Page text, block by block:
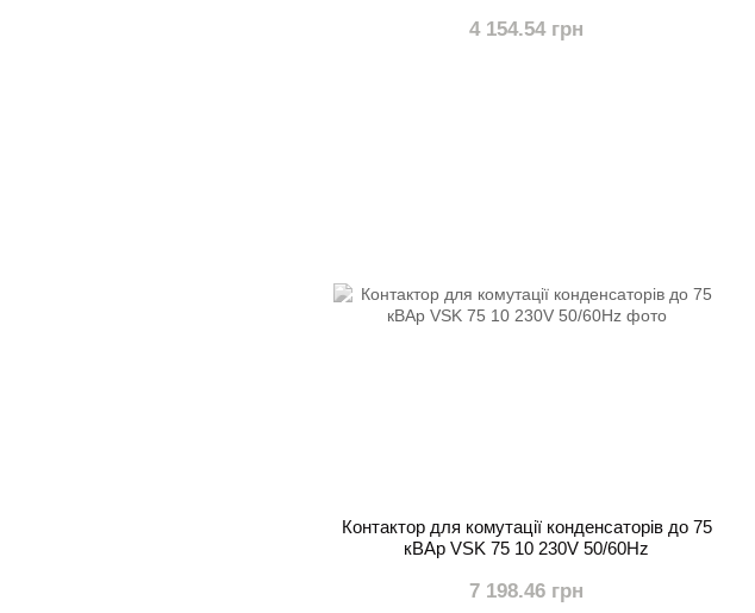
4 154.54 грн
Контактор для комутації конденсаторів до 75
кВАр VSK 75 10 230V 50/60Hz
7 198.46 грн